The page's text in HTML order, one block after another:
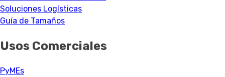
Soluciones Logísticas
Guía de Tamaños
Usos Comerciales
PyMEs